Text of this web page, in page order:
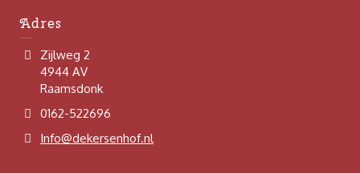
Adres
Zijlweg 2
4944 AV
Raamsdonk
0162-522696
Info@dekersenhof.nl